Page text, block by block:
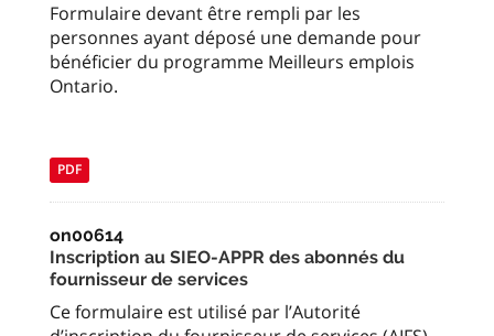
Formulaire devant être rempli par les
personnes ayant déposé une demande pour
bénéficier du programme Meilleurs emplois
Ontario.
PDF
on00614
Inscription au SIEO-APPR des abonnés du
fournisseur de services
Ce formulaire est utilisé par l’Autorité